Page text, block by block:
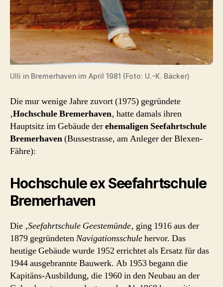
Ulli in Bremerhaven im April 1981 (Foto: U.-K. Bäcker)
Die mur wenige Jahre zuvort (1975) gegründete
‚Hochschule Bremerhaven‚ hatte damals ihren
Hauptsitz im Gebäude derehemaligen Seefahrtschule
Bremerhaven(Bussestrasse, am Anleger der Blexen-
Fähre):
Hochschule ex Seefahrtschule
Bremerhaven
Die ‚Seefahrtschule Geestemünde‚ ging 1916 aus der
1879 gegründetenNavigationsschulehervor. Das
heutige Gebäude wurde 1952 errichtet als Ersatz für das
1944 ausgebrannte Bauwerk. Ab 1953 begann die
Kapitäns-Ausbildung, die 1960 in den Neubau an der